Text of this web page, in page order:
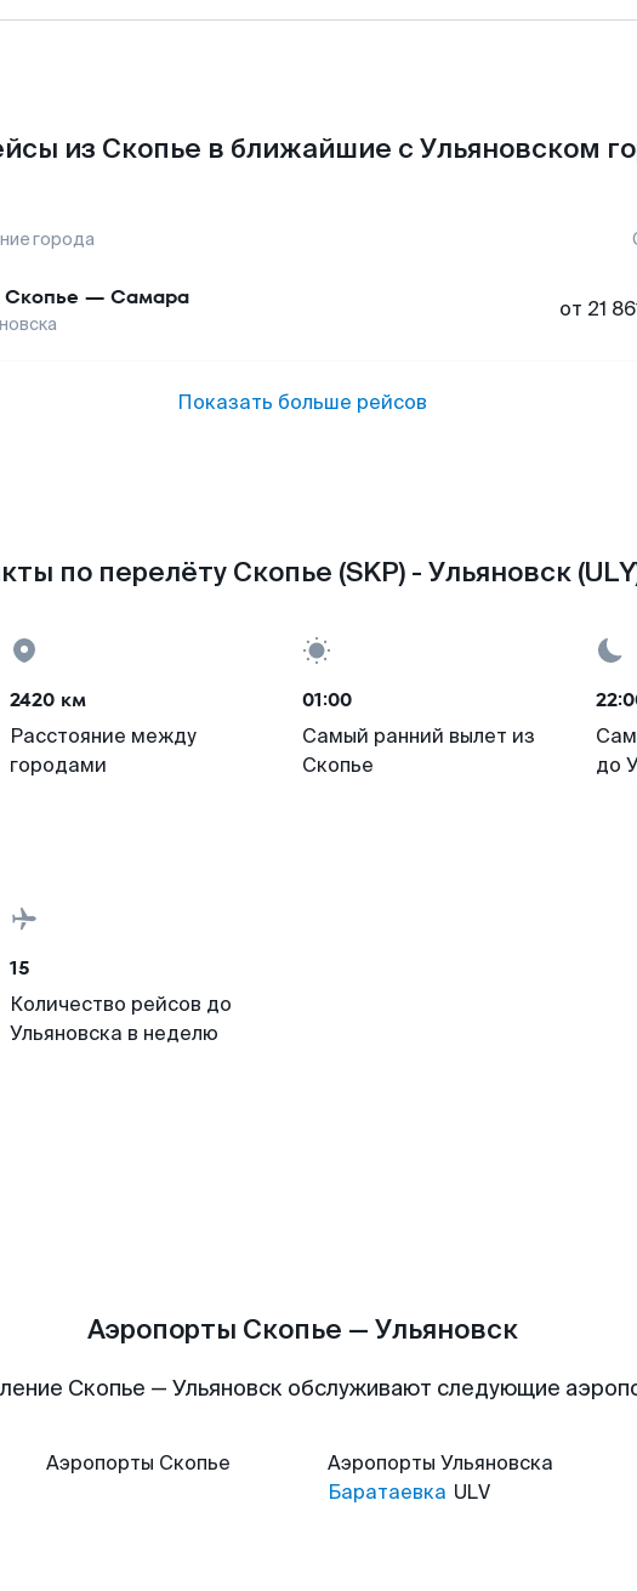
из Скопье в ближайшие с Ульяновском
города
Скопье — Самара от 21
Показать больше рейсов
по перелёту Скопье (SKP) - Ульяновск
2420 км
Расстояние между
городами
01:00
Самый ранний вылет из
Скопье
до
15
Количество рейсов до
Ульяновска в неделю
Аэропорты Скопье — Ульяновск
Скопье — Ульяновск обслуживают следующие
Аэропорты Скопье Аэропорты Ульяновска
Баратаевка ULV